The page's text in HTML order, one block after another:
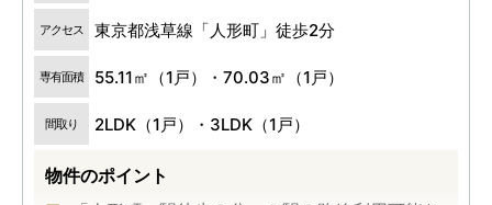
アクセス 東京都浅草線「人形町」徒歩2分
専有面積 55.11㎡（1戸）・70.03㎡（1戸）
間取り 2LDK（1戸）・3LDK（1戸）
物件のポイント